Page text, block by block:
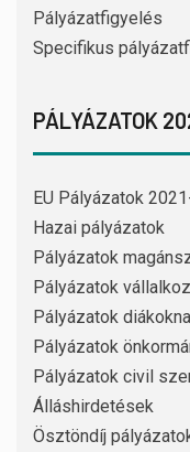
Pályázatfigyelés
Specifikus
PÁLYÁZATOK
EU Pályázatok
Hazai pályázatok
Pályázatok
Pályázatok
Pályázatok
Pályázatok
Pályázatok civil
Álláshirdetések
Ösztöndíj